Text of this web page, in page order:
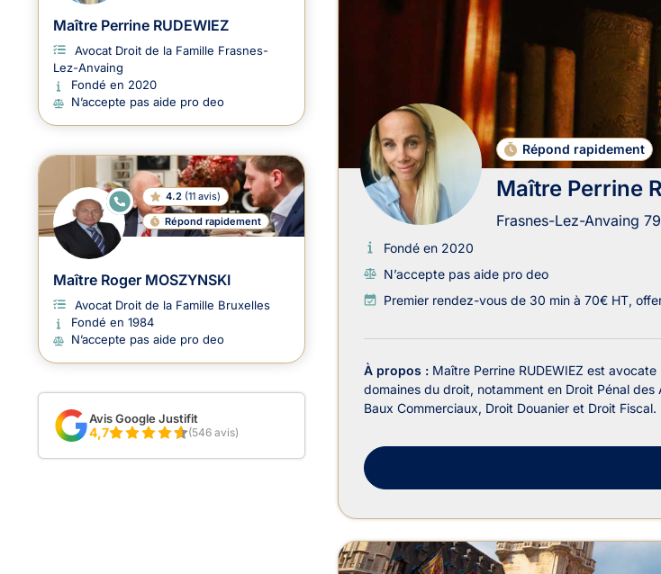
Répond rapidement
Maître Perrine
Frasnes-Lez-Anvaing
Fondé en 2020
N’accepte pas aide pro deo
Premier rendez-vous de 30 min à 70€ HT,
À propos : Maître Perrine RUDEWIEZ est
domaines du droit, notamment en Droit Pénal
Baux Commerciaux, Droit Douanier et Droit
Maître Perrine RUDEWIEZ
Avocat Droit de la Famille Frasnes-
Lez-Anvaing
Fondé en 2020
N’accepte pas aide pro deo
E
N
G
N
4.2 (11 avis)
Répond rapidement
Maître Roger MOSZYNSKI
Avocat Droit de la Famille Bruxelles
Fondé en 1984
N’accepte pas aide pro deo
Avis Google Justifit
4,7 (546 avis)